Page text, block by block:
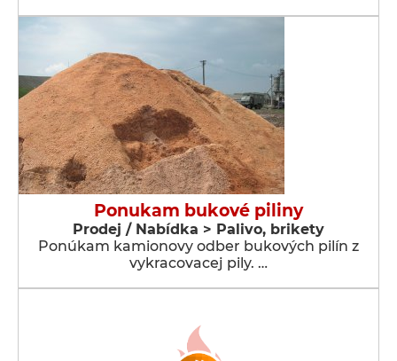
Ponukam bukové piliny
Prodej / Nabídka > Palivo, brikety
Ponúkam kamionovy odber bukových pilín z
vykracovacej pily. …